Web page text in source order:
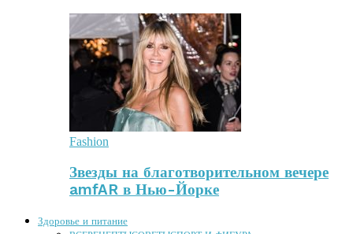
Fashion
Звезды на благотворительном вечере
amfAR в Нью-Йорке
Здоровье и питание